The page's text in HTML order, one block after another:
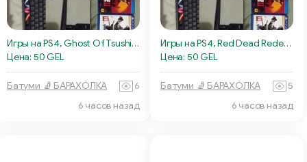
Игры на PS4, Ghost Of Tsushima
Цена: 50 GEL
Батуми 🧦 БАРАХОЛКА
6
6 часов назад
Игры на PS4, Red Dead Redemption II
Цена: 50 GEL
Батуми 🧦 БАРАХОЛКА
5
6 часов назад